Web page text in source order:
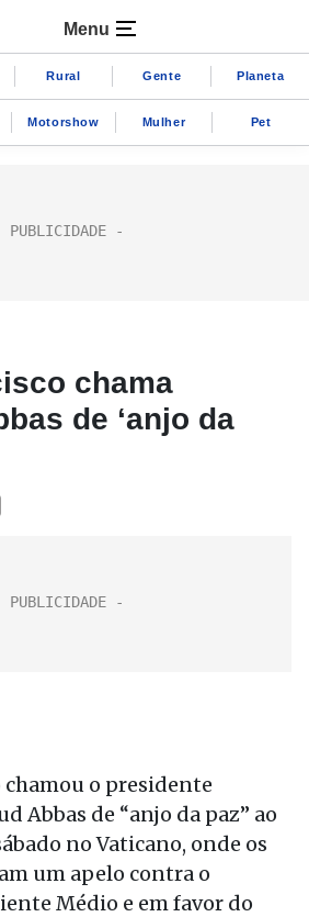
Menu
Rural Gente Planeta
Motorshow Mulher Pet
chama
de ‘anjo da
chamou o presidente
Abbas de “anjo da paz” ao
no Vaticano, onde os
um apelo contra o
Médio e em favor do